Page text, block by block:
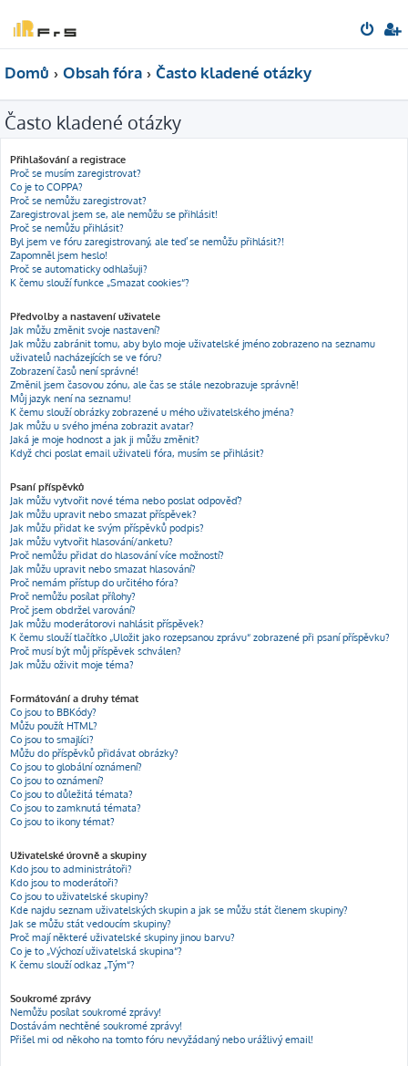
Domů Obsah fóra Často kladené otázky
Často kladené otázky
Přihlašování a registrace
Proč se musím zaregistrovat?
Co je to COPPA?
Proč se nemůžu zaregistrovat?
Zaregistroval jsem se, ale nemůžu se přihlásit!
Proč se nemůžu přihlásit?
Byl jsem ve fóru zaregistrovaný, ale teď se nemůžu přihlásit?!
Zapomněl jsem heslo!
Proč se automaticky odhlašuji?
K čemu slouží funkce „Smazat cookies“?
Předvolby a nastavení uživatele
Jak můžu změnit svoje nastavení?
Jak můžu zabránit tomu, aby bylo moje uživatelské jméno zobrazeno na seznamu
uživatelů nacházejících se ve fóru?
Zobrazení časů není správné!
Změnil jsem časovou zónu, ale čas se stále nezobrazuje správně!
Můj jazyk není na seznamu!
K čemu slouží obrázky zobrazené u mého uživatelského jména?
Jak můžu u svého jména zobrazit avatar?
Jaká je moje hodnost a jak ji můžu změnit?
Když chci poslat email uživateli fóra, musím se přihlásit?
Psaní příspěvků
Jak můžu vytvořit nové téma nebo poslat odpověď?
Jak můžu upravit nebo smazat příspěvek?
Jak můžu přidat ke svým příspěvků podpis?
Jak můžu vytvořit hlasování/anketu?
Proč nemůžu přidat do hlasování více možností?
Jak můžu upravit nebo smazat hlasování?
Proč nemám přístup do určitého fóra?
Proč nemůžu posílat přílohy?
Proč jsem obdržel varování?
Jak můžu moderátorovi nahlásit příspěvek?
K čemu slouží tlačítko „Uložit jako rozepsanou zprávu“ zobrazené při psaní příspěvku?
Proč musí být můj příspěvek schválen?
Jak můžu oživit moje téma?
Formátování a druhy témat
Co jsou to BBKódy?
Můžu použít HTML?
Co jsou to smajlíci?
Můžu do příspěvků přidávat obrázky?
Co jsou to globální oznámení?
Co jsou to oznámení?
Co jsou to důležitá témata?
Co jsou to zamknutá témata?
Co jsou to ikony témat?
Uživatelské úrovně a skupiny
Kdo jsou to administrátoři?
Kdo jsou to moderátoři?
Co jsou to uživatelské skupiny?
Kde najdu seznam uživatelských skupin a jak se můžu stát členem skupiny?
Jak se můžu stát vedoucím skupiny?
Proč mají některé uživatelské skupiny jinou barvu?
Co je to „Výchozí uživatelská skupina“?
K čemu slouží odkaz „Tým“?
Soukromé zprávy
Nemůžu posílat soukromé zprávy!
Dostávám nechtěné soukromé zprávy!
Přišel mi od někoho na tomto fóru nevyžádaný nebo urážlivý email!